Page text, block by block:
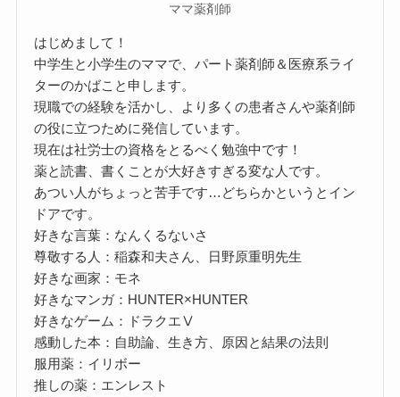
ママ薬剤師
はじめまして！
中学生と小学生のママで、パート薬剤師＆医療系ライ
ターのかばこと申します。
現職での経験を活かし、より多くの患者さんや薬剤師
の役に立つために発信しています。
現在は社労士の資格をとるべく勉強中です！
薬と読書、書くことが大好きすぎる変な人です。
あつい人がちょっと苦手です…どちらかというとイン
ドアです。
好きな言葉：なんくるないさ
尊敬する人：稲森和夫さん、日野原重明先生
好きな画家：モネ
好きなマンガ：HUNTER×HUNTER
好きなゲーム：ドラクエⅤ
感動した本：自助論、生き方、原因と結果の法則
服用薬：イリボー
推しの薬：エンレスト